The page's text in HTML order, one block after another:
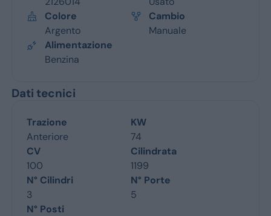
Colore
Argento
Cambio
Manuale
Alimentazione
Benzina
Dati tecnici
Trazione
Anteriore
KW
74
CV
100
Cilindrata
1199
N° Cilindri
3
N° Porte
5
N° Posti